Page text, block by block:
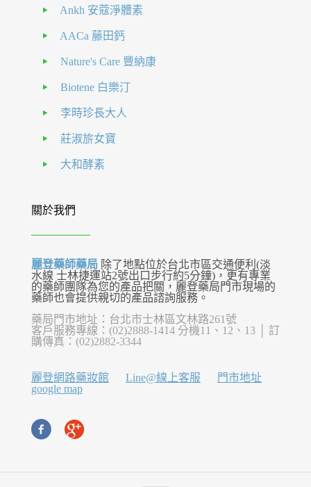
Ankh 安蔻淨體素
AACa 藤田鈣
Nature's Care 豐納康
Biotene 白樂汀
李時珍長大人
莊淑旂女寶
大和酵素
關於我們
麗登藥師藥局 除了地點位於台北市區交通便利(淡
水線 士林捷運站2號出口步行約5分鐘)，更有專業
的藥師團隊為您的產品把關，麗登藥局門市現場的
藥師也會提供親切的產品諮詢服務。
藥局門市地址：台北市士林區文林路261號
客戶服務專線：(02)2888-1414 分機11、12、13 │ 訂
購傳真：(02)2882-3344
麗登網路藥妝館 Line@線上客服
門市地址
google map